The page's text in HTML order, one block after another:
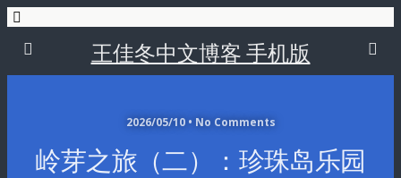
王佳冬中文博客 手机版
2026/05/10 • No Comments
岭芽之旅（二）：珍珠岛乐园